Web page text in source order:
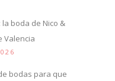
la boda de Nico &
Valencia
bodas para que